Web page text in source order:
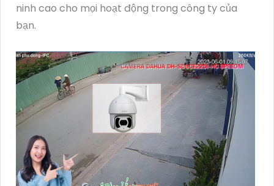
ninh cao cho mọi hoạt động trong công ty của
bạn.